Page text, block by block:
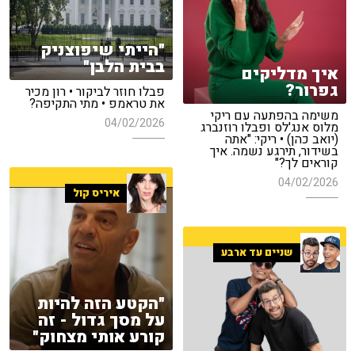
"הייתי שיפוצניק
בבית הלבן"
פבלו חוזר לביקור • רון מכיר
את טראמפ • מתי התקיפה?
04/02/2026
איך מדליקים
גפרור?
משימה בהפתעה עם ריקי
מלוס אנג'לס ופבלו רוזנברג
(יואב כהן) • ריקי: "אתה
בשידור, תירגע נשמה. איך
קוראים לך?"
04/02/2026
איריס קול
"הקטע הזה להיות
על מסך גדול - זה
קורע אותי מצחוק"
שניים עד ארבע